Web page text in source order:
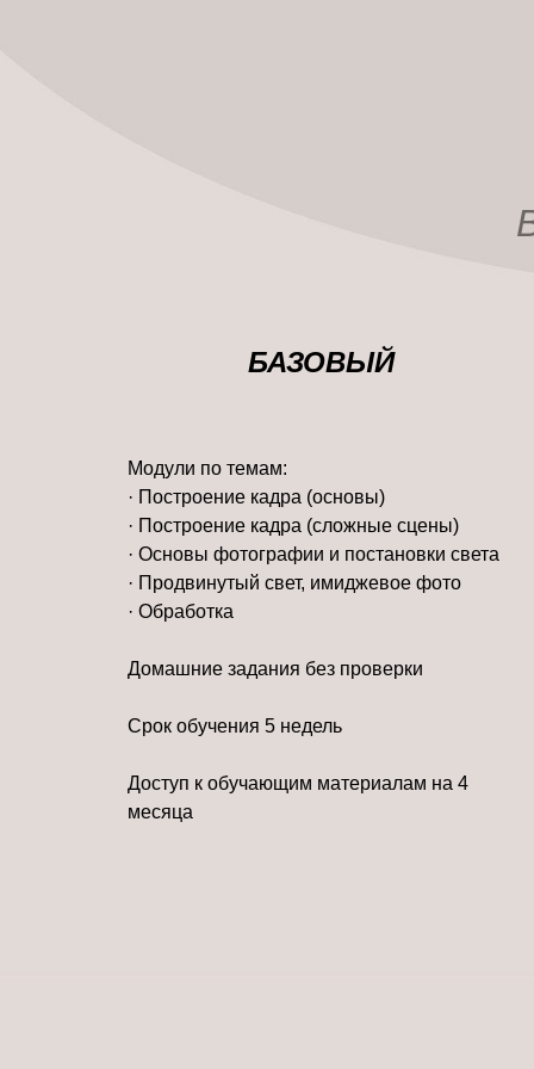
БАЗОВЫЙ
Модули по темам:
· Построение кадра (основы)
· Построение кадра (сложные сцены)
· Основы фотографии и постановки света
· Продвинутый свет, имиджевое фото
· Обработка
Домашние задания без проверки
Срок обучения 5 недель
Доступ к обучающим материалам на 4
месяца